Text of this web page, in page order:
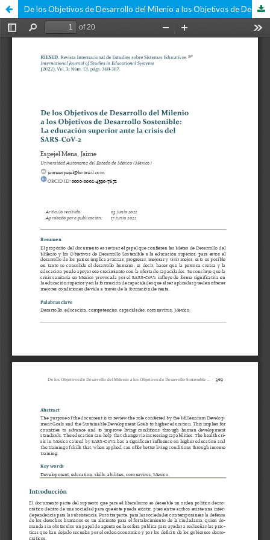
De los Objetivos de Desarrollo del Milenio a los Objetivos de Desarrollo Sostenible: